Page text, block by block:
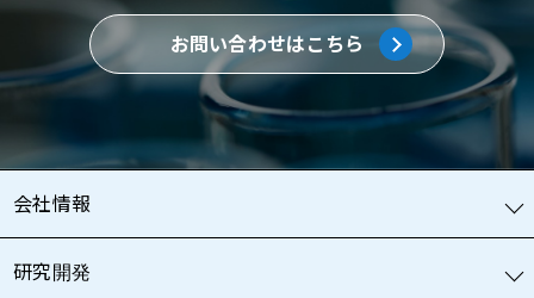
お問い合わせはこちら
会社情報
研究開発